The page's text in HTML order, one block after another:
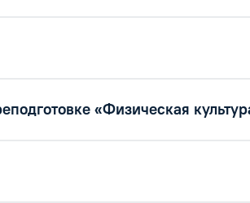
«Физическая